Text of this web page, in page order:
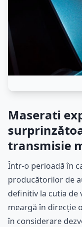
Maserati
transmisie
Într-o perioadă în
producătorilor de
definitiv la cutia de
meargă în direcție
în considerare